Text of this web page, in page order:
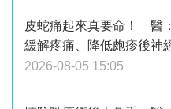
皮蛇痛起來真要命！ 醫
緩解疼痛、降低皰疹後神
2026-08-05 15:05